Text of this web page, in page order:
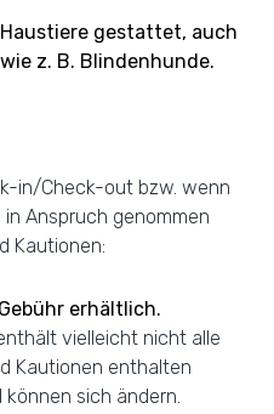
gestattet, auch
z. B. Blindenhunde.
in/Check-out bzw. wenn
Anspruch genommen
Kautionen:
erhältlich.
vielleicht nicht alle
Kautionen enthalten
sich ändern.